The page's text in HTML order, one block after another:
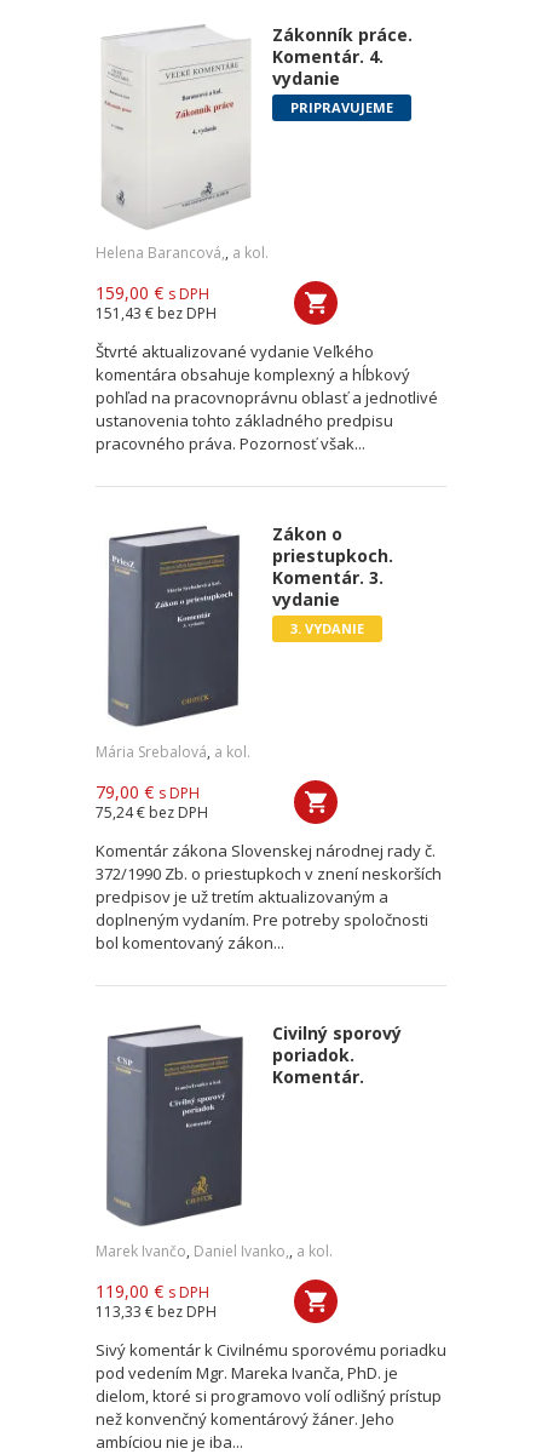
Zákonník práce.
Komentár. 4.
vydanie
PRIPRAVUJEME
Helena Barancová,, a kol.
159,00 € s DPH
151,43 € bez DPH
Štvrté aktualizované vydanie Veľkého
komentára obsahuje komplexný a hĺbkový
pohľad na pracovnoprávnu oblasť a jednotlivé
ustanovenia tohto základného predpisu
pracovného práva. Pozornosť však...
Zákon o
priestupkoch.
Komentár. 3.
vydanie
3. VYDANIE
Mária Srebalová, a kol.
79,00 € s DPH
75,24 € bez DPH
Komentár zákona Slovenskej národnej rady č.
372/1990 Zb. o priestupkoch v znení neskorších
predpisov je už tretím aktualizovaným a
doplneným vydaním. Pre potreby spoločnosti
bol komentovaný zákon...
Civilný sporový
poriadok.
Komentár.
Marek Ivančo, Daniel Ivanko,, a kol.
119,00 € s DPH
113,33 € bez DPH
Sivý komentár k Civilnému sporovému poriadku
pod vedením Mgr. Mareka Ivanča, PhD. je
dielom, ktoré si programovo volí odlišný prístup
než konvenčný komentárový žáner. Jeho
ambíciou nie je iba...